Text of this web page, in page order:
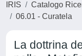
IRIS Catalogo
06.01 - Curatela
La dottrina